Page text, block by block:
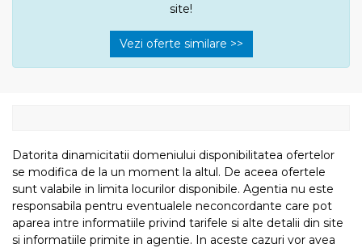
site!
Vezi oferte similare >>
Datorita dinamicitatii domeniului disponibilitatea ofertelor
se modifica de la un moment la altul. De aceea ofertele
sunt valabile in limita locurilor disponibile. Agentia nu este
responsabila pentru eventualele neconcordante care pot
aparea intre informatiile privind tarifele si alte detalii din site
si informatiile primite in agentie. In aceste cazuri vor avea